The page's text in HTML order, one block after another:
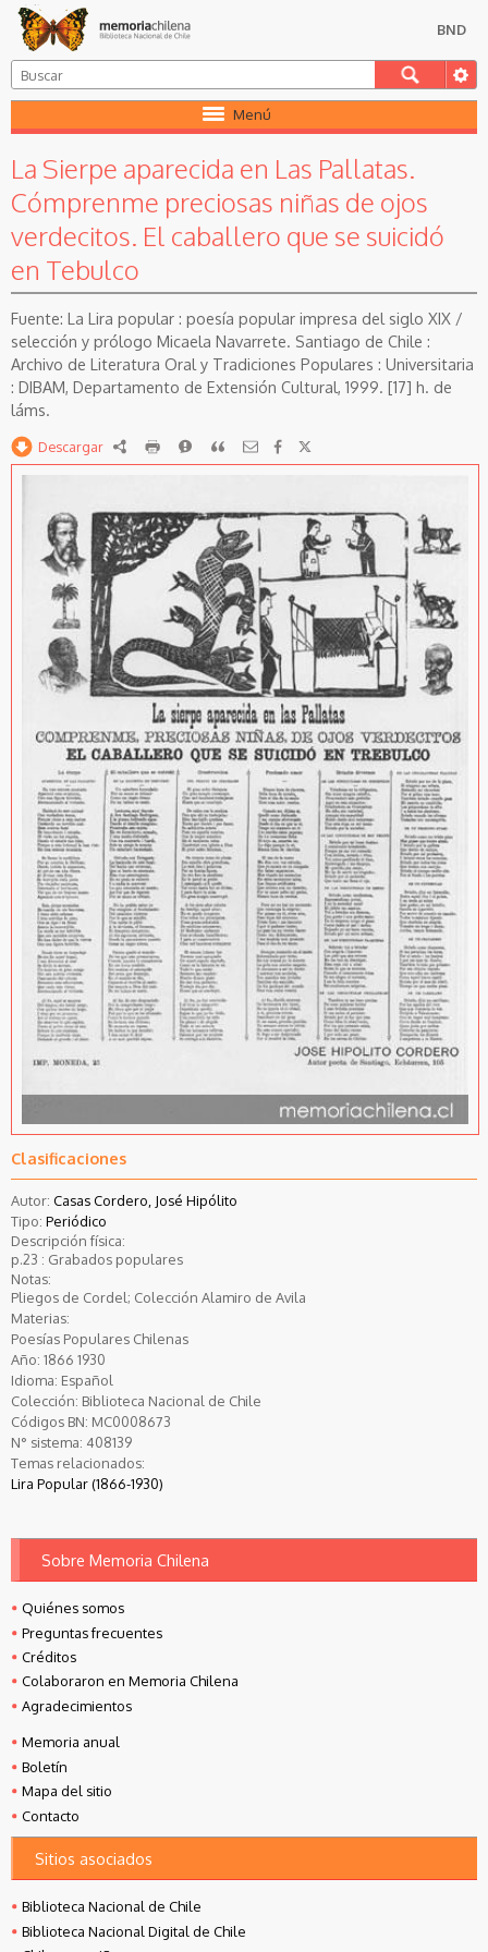
BND
Menú
La Sierpe aparecida en Las Pallatas.
Cómprenme preciosas niñas de ojos
verdecitos. El caballero que se suicidó
en Tebulco
La Lira popular : poesía popular impresa del siglo XIX /
selección y prólogo Micaela Navarrete. Santiago de Chile :
Archivo de Literatura Oral y Tradiciones Populares : Universitaria
: DIBAM, Departamento de Extensión Cultural, 1999. [17] h. de
láms.
Descargar RDF imprimirReportarCitar
Clasificaciones
Autor: Casas Cordero, José Hipólito
Tipo: Periódico
Descripción física:
p.23 : Grabados populares
Notas:
Pliegos de Cordel; Colección Alamiro de Avila
Materias:
Poesías Populares Chilenas
Año: 1866 1930
Idioma: Español
Colección: Biblioteca Nacional de Chile
Códigos BN: MC0008673
N° sistema: 408139
Temas relacionados:
Lira Popular (1866-1930)
Sobre Memoria Chilena
Quiénes somos
Preguntas frecuentes
Créditos
Colaboraron en Memoria Chilena
Agradecimientos
Memoria anual
Boletín
Mapa del sitio
Contacto
Sitios asociados
Biblioteca Nacional de Chile
Biblioteca Nacional Digital de Chile